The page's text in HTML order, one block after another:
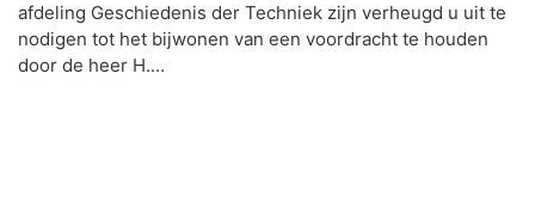
afdeling Geschiedenis der Techniek zijn verheugd u uit te
nodigen tot het bijwonen van een voordracht te houden
door de heer H.…